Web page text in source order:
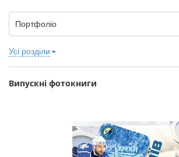
Портфоліо
Усі розділи
Випускні фотокниги